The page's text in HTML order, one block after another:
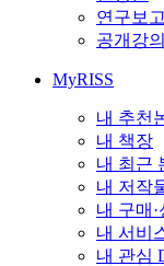
연구보
공개강의
MyRISS
내 추천
내 책장
내 최근
내 저작
내 구매
내 서비
내 관심